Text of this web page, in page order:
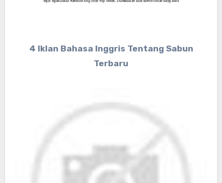
4 Iklan Bahasa Inggris Tentang Sabun
Terbaru